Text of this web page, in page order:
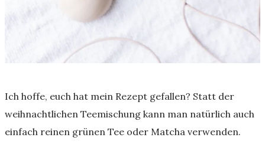
Ich hoffe, euch hat mein Rezept gefallen? Statt der
weihnachtlichen Teemischung kann man natürlich auch
einfach reinen grünen Tee oder Matcha verwenden.